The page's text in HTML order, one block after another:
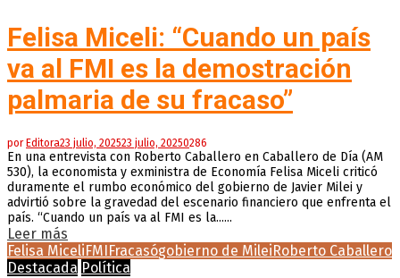
Felisa Miceli: “Cuando un país
va al FMI es la demostración
palmaria de su fracaso”
por Editora23 julio, 202523 julio, 20250286
En una entrevista con Roberto Caballero en Caballero de Día (AM
530), la economista y exministra de Economía Felisa Miceli criticó
duramente el rumbo económico del gobierno de Javier Milei y
advirtió sobre la gravedad del escenario financiero que enfrenta el
país. “Cuando un país va al FMI es la......
Leer más
Felisa Miceli FMI Fracasógobierno de Milei Roberto Caballero
Destacada Política